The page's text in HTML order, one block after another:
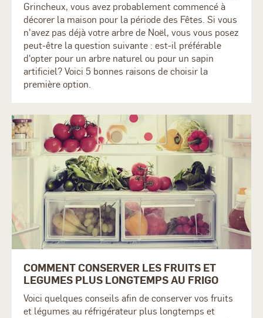
Grincheux, vous avez probablement commencé à
décorer la maison pour la période des Fêtes. Si vous
n'avez pas déjà votre arbre de Noël, vous vous posez
peut-être la question suivante : est-il préférable
d'opter pour un arbre naturel ou pour un sapin
artificiel? Voici 5 bonnes raisons de choisir la
première option.
COMMENT CONSERVER LES FRUITS ET
LEGUMES PLUS LONGTEMPS AU FRIGO
Voici quelques conseils afin de conserver vos fruits
et légumes au réfrigérateur plus longtemps et